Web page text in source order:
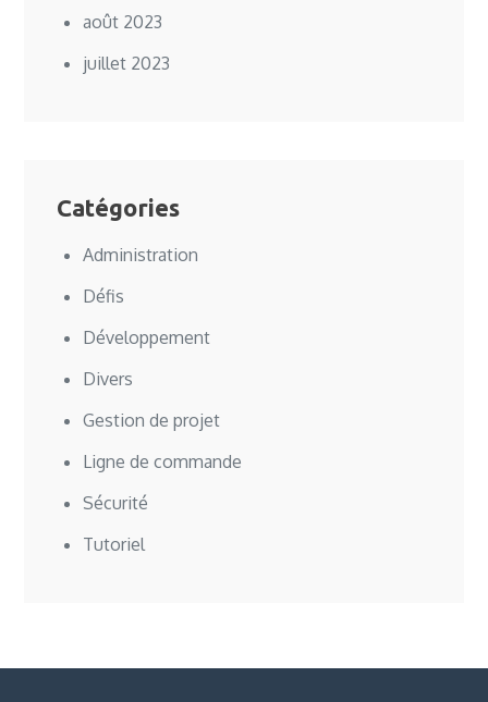
août 2023
juillet 2023
Catégories
Administration
Défis
Développement
Divers
Gestion de projet
Ligne de commande
Sécurité
Tutoriel